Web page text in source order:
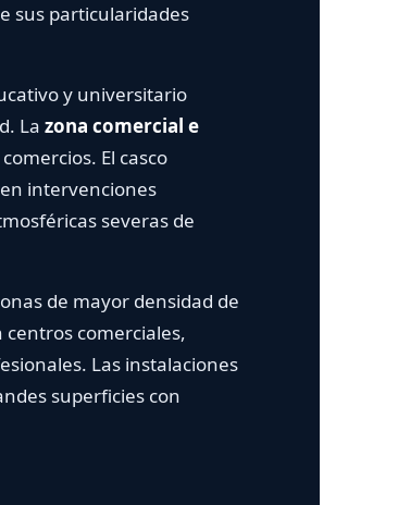
sus particularidades
y universitario
Lazona comercial e
El casco
intervenciones
severas de
de mayor densidad de
comerciales,
Las instalaciones
superficies con